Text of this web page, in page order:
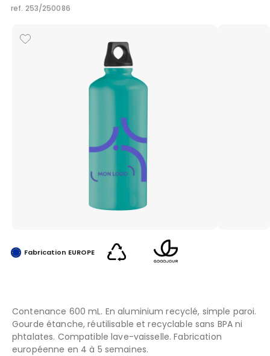
ref. 253/250086
Fabrication EUROPE
Contenance 600 mL. En aluminium recyclé, simple paroi.
Gourde étanche, réutilisable et recyclable sans BPA ni
phtalates. Compatible lave-vaisselle. Fabrication
européenne en 4 à 5 semaines.